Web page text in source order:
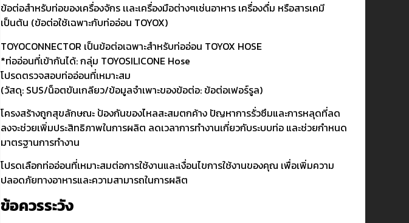
ข้อต่อสำหรับท่อของเครื่องจักร เเละเครื่องมือต่างๆเช่นอาหาร เครื่องดื่ม หรือสารเคมี
เป็นต้น (ข้อต่อใช้เฉพาะกับท่ออ่อน TOYOX)
TOYOCONNECTOR เป็นข้อต่อเฉพาะสำหรับท่ออ่อน TOYOX HOSE
*ท่ออ่อนที่เข้ากันได้: กลุ่ม TOYOSILICONE Hose
โปรดตรวจสอบท่ออ่อนที่เหมาะสม
(วัสดุ: SUS/น็อตขันเกลียว/ข้อมูลจำเพาะของข้อต่อ: ข้อต่อเฟอร์รูล)
โครงสร้างถูกสุขลักษณะ ป้องกันของไหลสะสมตกค้าง ปัญหาการรั่วซึมและการหลุดที่ลด
ลงจะช่วยเพิ่มประสิทธิภาพในการผลิต ลดเวลาการทำงานเกี่ยวกับระบบท่อ และช่วยกำหนด
มาตรฐานการทำงาน
โปรดเลือกท่ออ่อนที่เหมาะสมต่อการใช้งานและเงื่อนไขการใช้งานของคุณ เพื่อเพิ่มความ
ปลอดภัยทางอาหารและความสามารถในการผลิต
ข้อควรระวัง